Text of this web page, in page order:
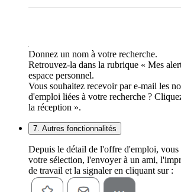
Donnez un nom à votre recherche.
Retrouvez-la dans la rubrique « Mes
espace personnel.
Vous souhaitez recevoir par e-mail les
d'emploi liées à votre recherche ?
la réception ».
7. Autres fonctionnalités
Depuis le détail de l'offre d'emploi, vous
votre sélection, l'envoyer à un ami,
de travail et la signaler en cliquant sur :